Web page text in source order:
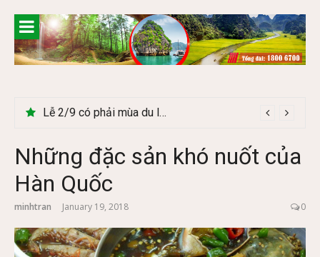
content
Cây Ráy khổng lồ tại vườn Quốc gia Cúc Phương
Những đặc sản khó nuốt của
Hàn Quốc
minhtran January 19, 2018 0